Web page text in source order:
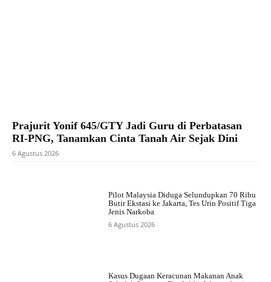
Prajurit Yonif 645/GTY Jadi Guru di Perbatasan
RI-PNG, Tanamkan Cinta Tanah Air Sejak Dini
6 Agustus 2026
Pilot Malaysia Diduga Selundupkan 70 Ribu
Butir Ekstasi ke Jakarta, Tes Urin Positif Tiga
Jenis Narkoba
6 Agustus 2026
Kasus Dugaan Keracunan Makanan Anak